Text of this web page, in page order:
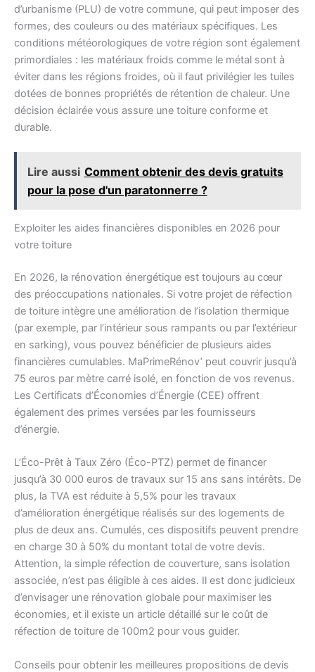
d’urbanisme (PLU) de votre commune, qui peut imposer des
formes, des couleurs ou des matériaux spécifiques. Les
conditions météorologiques de votre région sont également
primordiales : les matériaux froids comme le métal sont à
éviter dans les régions froides, où il faut privilégier les tuiles
dotées de bonnes propriétés de rétention de chaleur. Une
décision éclairée vous assure une toiture conforme et
durable.
Lire aussi Comment obtenir des devis gratuits
pour la pose d'un paratonnerre ?
Exploiter les aides financières disponibles en 2026 pour
votre toiture
En 2026, la rénovation énergétique est toujours au cœur
des préoccupations nationales. Si votre projet de réfection
de toiture intègre une amélioration de l’isolation thermique
(par exemple, par l’intérieur sous rampants ou par l’extérieur
en sarking), vous pouvez bénéficier de plusieurs aides
financières cumulables. MaPrimeRénov’ peut couvrir jusqu’à
75 euros par mètre carré isolé, en fonction de vos revenus.
Les Certificats d’Économies d’Énergie (CEE) offrent
également des primes versées par les fournisseurs
d’énergie.
L’Éco-Prêt à Taux Zéro (Éco-PTZ) permet de financer
jusqu’à 30 000 euros de travaux sur 15 ans sans intérêts. De
plus, la TVA est réduite à 5,5% pour les travaux
d’amélioration énergétique réalisés sur des logements de
plus de deux ans. Cumulés, ces dispositifs peuvent prendre
en charge 30 à 50% du montant total de votre devis.
Attention, la simple réfection de couverture, sans isolation
associée, n’est pas éligible à ces aides. Il est donc judicieux
d’envisager une rénovation globale pour maximiser les
économies, et il existe un article détaillé sur le coût de
réfection de toiture de 100m2 pour vous guider.
Conseils pour obtenir les meilleures propositions de devis